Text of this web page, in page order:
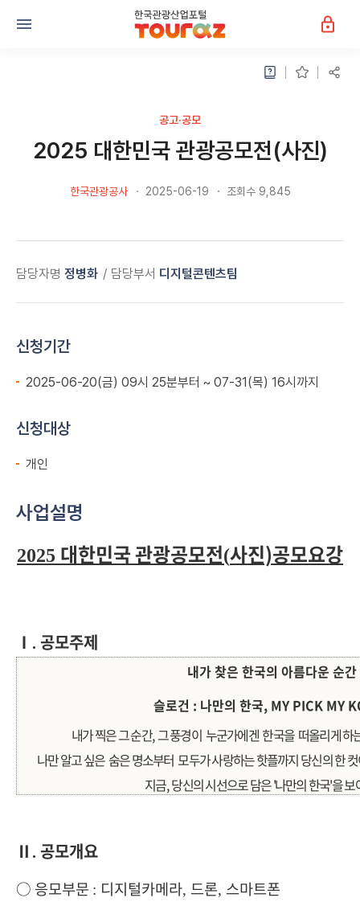
공고·공모
2025 대한민국 관광공모전(사진)
한국관광공사 2025-06-19 조회수 9,845
담당자명 정병화 담당부서 디지털콘텐츠팀
신청기간
2025-06-20(금) 09시 25분부터 ~ 07-31(목) 16시까지
신청대상
개인
사업설명
2025 대한민국 관광공모전(사진)공모요강
Ⅰ . 공모주제
내가 찾은 한국의 아름다운 순간
슬로건 : 나만의 한국, MY PICK MY
내가 찍은 그 순간, 그 풍경이 누군가에겐 한국을 떠올리게
나만 알고 싶은 숨은 명소부터 모두가 사랑하는 핫플까지당신의 한
지금, 당신의 시선으로 담은 '나만의 한국'을 보
Ⅱ . 공모개요
○ 응모부문 : 디지털카메라, 드론, 스마트폰